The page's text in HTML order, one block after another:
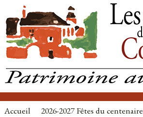
Accueil 2026-2027 Fêtes du centenaire